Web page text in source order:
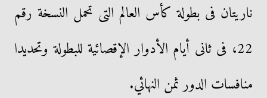
ناريتان فى بطولة كأس العالم التى تحمل النسخة رقم
22، فى ثانى أيام الأدوار الإقصائية للبطولة وتحديدا
منافسات الدور ثمن النهائي.